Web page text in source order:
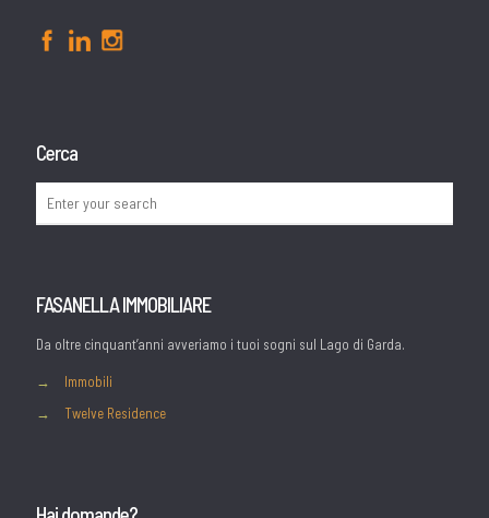
Cerca
FASANELLA IMMOBILIARE
Da oltre cinquant’anni avveriamo i tuoi sogni sul Lago di Garda.
→
Immobili
→
Twelve Residence